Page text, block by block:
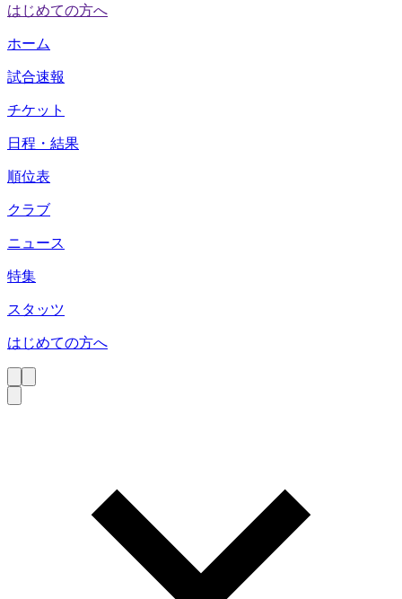
はじめての方へ
ホーム
試合速報
チケット
日程・結果
順位表
クラブ
ニュース
特集
スタッツ
はじめての方へ